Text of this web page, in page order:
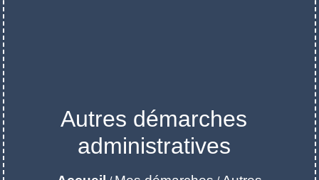
Autres démarches
administratives